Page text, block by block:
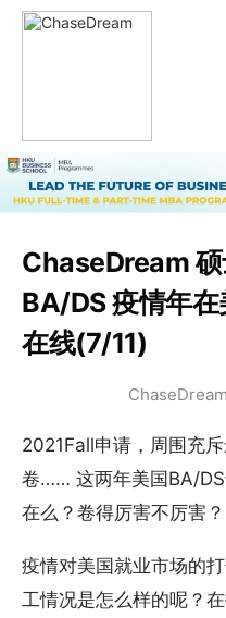
ChaseDream 硕
BA/DS 疫情年
在线(7/11)
ChaseDream
2021Fall申请，周围充
卷…… 这两年美国BA/DS
在么？卷得厉害不厉害？
疫情对美国就业市场的
工情况是怎么样的呢？